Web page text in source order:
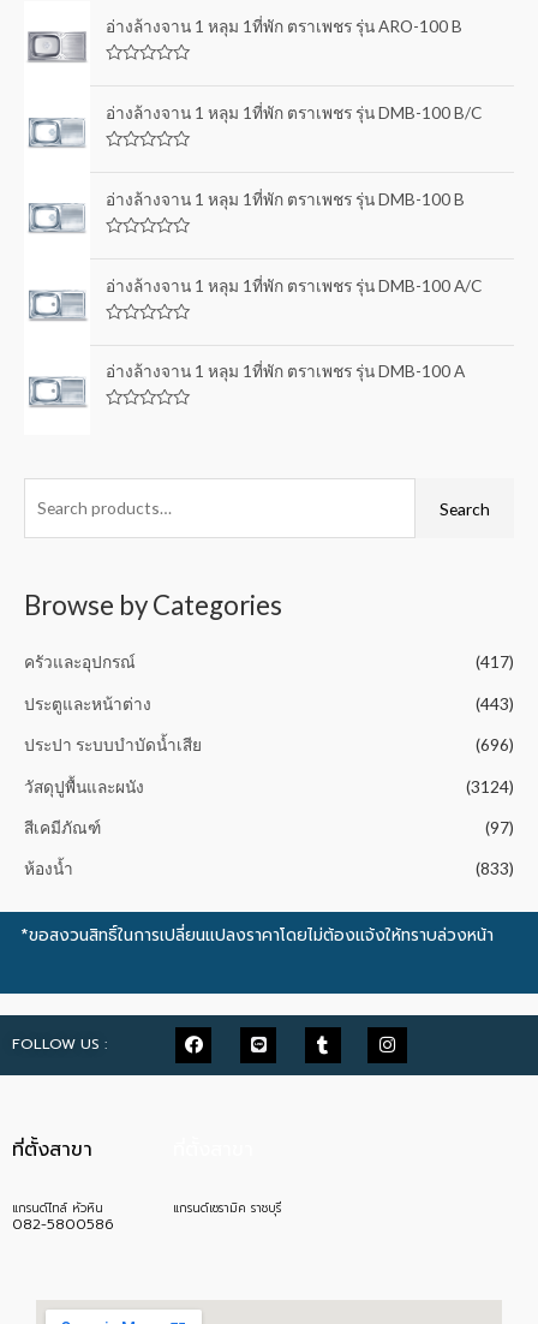
อ่างล้างจาน 1 หลุม 1ที่พัก ตราเพชร รุ่น ARO-100 B
t
e
d
t
o
f
อ่างล้างจาน 1 หลุม 1ที่พัก ตราเพชร รุ่น DMB-100 B/C
t
e
d
t
o
f
อ่างล้างจาน 1 หลุม 1ที่พัก ตราเพชร รุ่น DMB-100 B
t
e
d
t
o
f
อ่างล้างจาน 1 หลุม 1ที่พัก ตราเพชร รุ่น DMB-100 A/C
t
e
d
o
5
อ่างล้างจาน 1 หลุม 1ที่พัก ตราเพชร รุ่น DMB-100 A
d
o
Search
Browse by Categories
ครัวและอุปกรณ์ (417)
ประตูและหน้าต่าง (443)
ประปา ระบบบำบัดน้ำเสีย (696)
วัสดุปูพื้นและผนัง (3124)
สีเคมีภัณฑ์ (97)
ห้องน้ำ (833)
*ขอสงวนสิทธิ์ในการเปลี่ยนแปลงราคาโดยไม่ต้องแจ้งให้ทราบล่วงหน้า
FOLLOW US :
ที่ตั้งสาขา
แกรนด์ไทล์ หัวหิน
082-5800586
แกรนด์เซรามิค ราชบุรี